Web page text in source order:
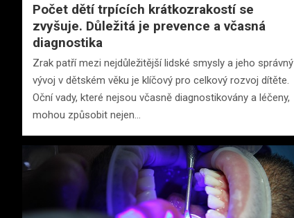
Počet dětí trpících krátkozrakostí se
zvyšuje. Důležitá je prevence a včasná
diagnostika
Zrak patří mezi nejdůležitější lidské smysly a jeho správný
vývoj v dětském věku je klíčový pro celkový rozvoj dítěte.
Oční vady, které nejsou včasně diagnostikovány a léčeny,
mohou způsobit nejen…